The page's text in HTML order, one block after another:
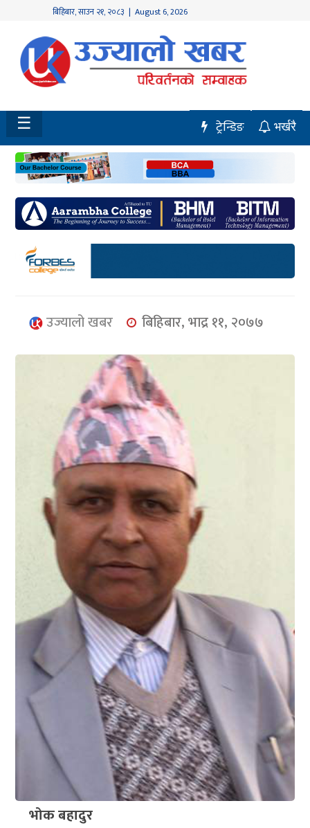
बिहिबार,साउन २१, २०८३ | August 6, 2026
होमपेज
नवलपुर
विशेष
मध्य
नेपाल
चितवन
सेरोफेरो
समाचार
आर्थिक
मनोरञ्जन
अन्तर्राष्ट्रिय/
युनिकोड
☰ भर्खरै
ट्रेन्डिङ
उज्यालो खबर बिहिबार, भाद्र ११, २०७७
भोक बहादुर